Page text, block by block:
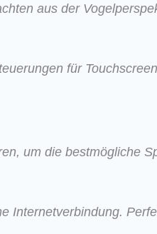
aus der
für
um die bestmögliche
Internetverbindung.